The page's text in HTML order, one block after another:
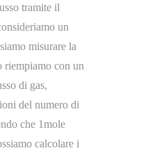
tramite il
un
misurare la
riempiamo con un
di gas,
del numero di
che 1mole
calcolare i